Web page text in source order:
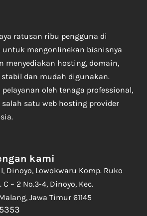
ratusan ribu pengguna di
untuk mengonlinekan bisnisnya
menyediakan hosting, domain,
stabil dan mudah digunakan.
oleh tenaga professional,
satu web hosting provider
kami
Dinoyo, Lowokwaru Komp. Ruko
– 2 No.3-4, Dinoyo, Kec.
Jawa Timur 61145